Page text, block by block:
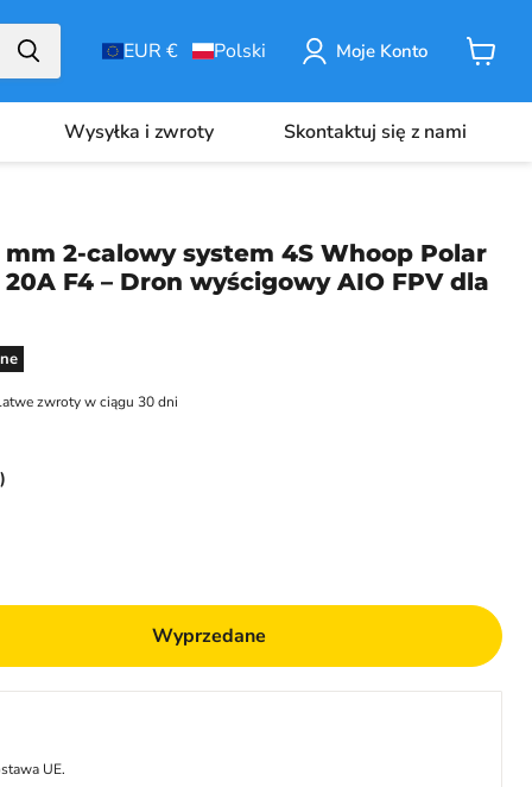
EUR € Polski Moje Konto
Wysyłka i zwroty Skontaktuj się z nami
2-calowy system 4S Whoop Polar
F4 – Dron wyścigowy AIO FPV dla
zwroty w ciągu 30 dni
Wyprzedane
UE.